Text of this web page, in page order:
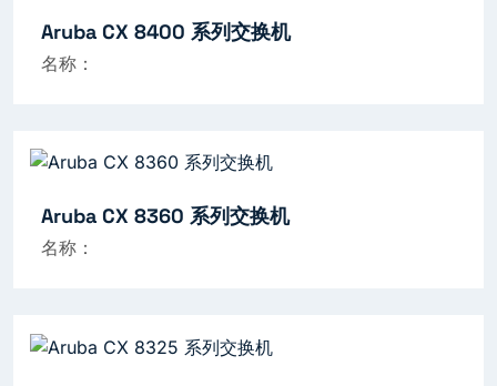
Aruba CX 8400 系列交换机
名称：
Aruba CX 8360 系列交换机
名称：